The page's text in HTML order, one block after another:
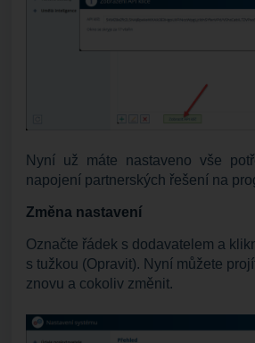
Nyní už máte nastaveno vše
napojení partnerských řešení na
Změna nastavení
Označte řádek s dodavatelem a
s tužkou (Opravit). Nyní můžete
znovu a cokoliv změnit.